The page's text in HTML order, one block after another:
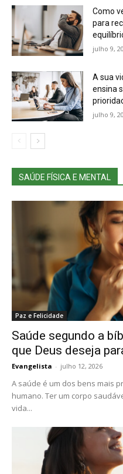
Como
para
julho 9,
A sua
ensina
julho 9,
SAÚDE FÍSICA E MENTAL
Paz e Felicidade
Saúde segundo a
que Deus deseja
Evangelista - julho 12, 2026
A saúde é um dos bens mais
humano. Ter um corpo
vida...